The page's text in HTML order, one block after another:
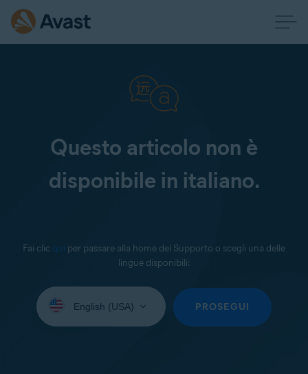
Questo articolo non è
disponibile in italiano.
Fai clic qui per passare alla home del Supporto o scegli una delle
lingue disponibili:
la
PROSEGUI